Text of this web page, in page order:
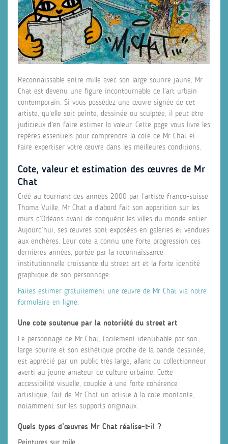
Reconnaissable entre mille avec son large sourire jaune, Mr
Chat est devenu une figure incontournable de l’art urbain
contemporain. Si vous possédez une œuvre signée de cet
artiste, qu’elle soit peinte, dessinée ou sculptée, il peut être
judicieux d’en faire estimer la valeur. Cette page vous livre les
repères essentiels pour comprendre la cote de Mr Chat et
faire expertiser votre œuvre dans les meilleures conditions.
Cote, valeur et estimation des œuvres de Mr
Chat
Créé au tournant des années 2000 par l’artiste franco-suisse
Thoma Vuille, Mr Chat a d’abord fait son apparition sur les
murs d’Orléans avant de conquérir les villes du monde entier.
Aujourd’hui, ses œuvres sont exposées en galeries et vendues
aux enchères. Leur cote a connu une forte progression ces
dernières années, portée par la reconnaissance
institutionnelle croissante du street art et la forte identité
graphique de son personnage.
Faites estimer gratuitement une œuvre de Mr Chat via notre
formulaire en ligne
Une cote soutenue par la notoriété du street art
Le personnage de Mr Chat, facilement identifiable par son
large sourire et son esthétique proche de la bande dessinée,
est apprécié par un public très large, allant du collectionneur
averti au jeune amateur de culture urbaine. Cette
accessibilité visuelle, couplée à une forte cohérence
artistique, fait de Mr Chat un artiste à la cote montante,
notamment sur les supports originaux.
Quels types d’œuvres Mr Chat réalise-t-il ?